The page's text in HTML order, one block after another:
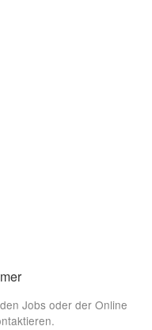
Jobs oder der Online